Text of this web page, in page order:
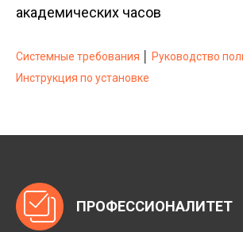
академических часов
Системные требования Руководство
Инструкция по установке
ПРОФЕССИОНАЛИТЕТ